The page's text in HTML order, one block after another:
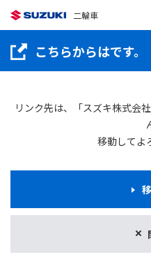
二輪車
こちらからはです。
リンク先は、「スズキ株式会
移動してよ